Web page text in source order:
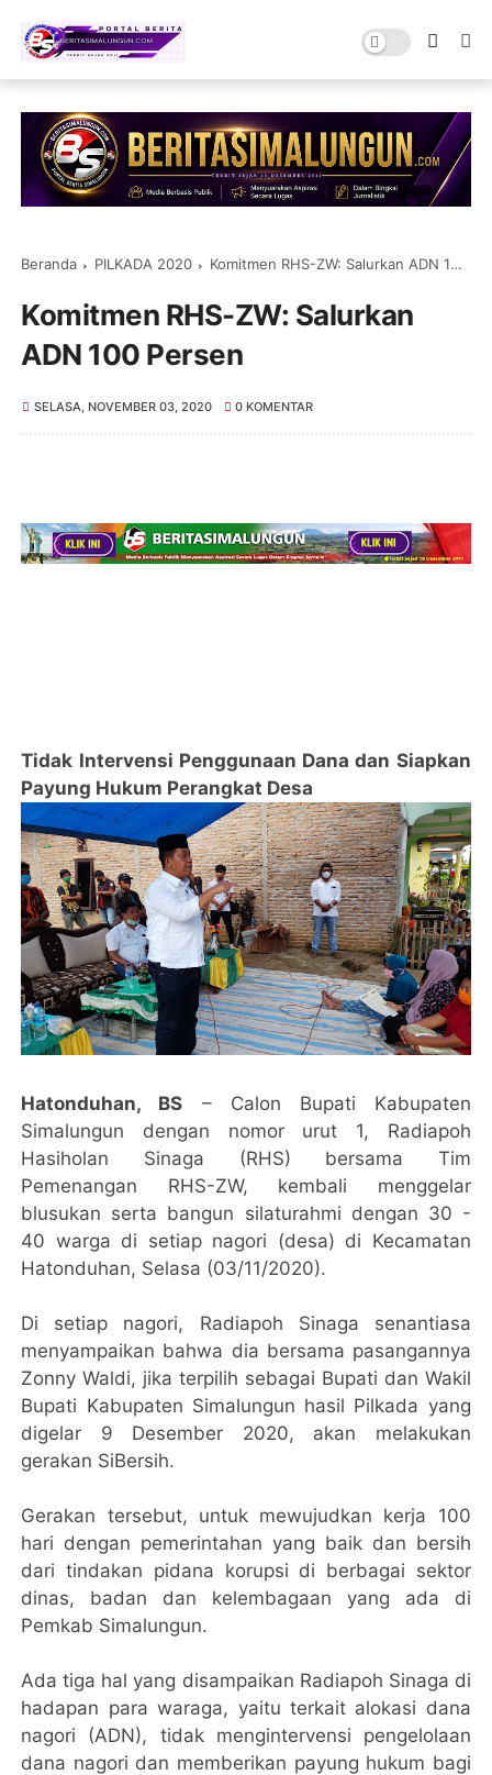
Beranda PILKADA 2020 Komitmen RHS-ZW: Salurkan ADN 100 Persen
Komitmen RHS-ZW: Salurkan
ADN 100 Persen
SELASA, NOVEMBER 03, 2020 0 KOMENTAR
Tidak Intervensi Penggunaan Dana dan Siapkan
Payung Hukum Perangkat Desa
Hatonduhan, BS – Calon Bupati Kabupaten
Simalungun dengan nomor urut 1, Radiapoh
Hasiholan Sinaga (RHS) bersama Tim
Pemenangan RHS-ZW, kembali menggelar
blusukan serta bangun silaturahmi dengan 30 -
40 warga di setiap nagori (desa) di Kecamatan
Hatonduhan, Selasa (03/11/2020).
Di setiap nagori, Radiapoh Sinaga senantiasa
menyampaikan bahwa dia bersama pasangannya
Zonny Waldi, jika terpilih sebagai Bupati dan Wakil
Bupati Kabupaten Simalungun hasil Pilkada yang
digelar 9 Desember 2020, akan melakukan
gerakan SiBersih.
Gerakan tersebut, untuk mewujudkan kerja 100
hari dengan pemerintahan yang baik dan bersih
dari tindakan pidana korupsi di berbagai sektor
dinas, badan dan kelembagaan yang ada di
Pemkab Simalungun.
Ada tiga hal yang disampaikan Radiapoh Sinaga di
hadapan para waraga, yaitu terkait alokasi dana
nagori (ADN), tidak mengintervensi pengelolaan
dana nagori dan memberikan payung hukum bagi